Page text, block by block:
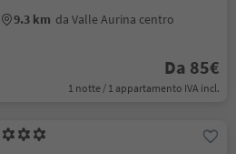
9.3 km da Valle Aurina centro
Da 85€
1 notte / 1 appartamento IVA incl.